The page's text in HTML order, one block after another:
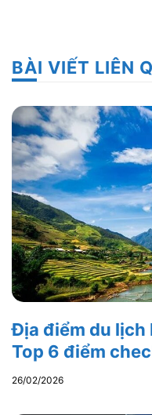
BÀI VIẾT LIÊN
Địa điểm du lịch
Top 6 điểm
26/02/2026